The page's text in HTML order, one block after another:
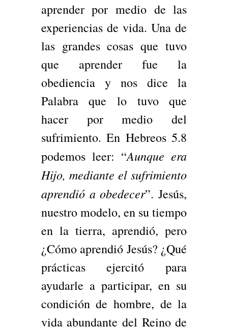
aprender por medio de las
experiencias de vida. Una de
las grandes cosas que tuvo
que aprender fue la
obediencia y nos dice la
Palabra que lo tuvo que
hacer por medio del
sufrimiento. En Hebreos 5.8
podemos leer: “Aunque era
Hijo, mediante el sufrimiento
aprendió a obedecer”. Jesús,
nuestro modelo, en su tiempo
en la tierra, aprendió, pero
¿Cómo aprendió Jesús? ¿Qué
prácticas ejercitó para
ayudarle a participar, en su
condición de hombre, de la
vida abundante del Reino de